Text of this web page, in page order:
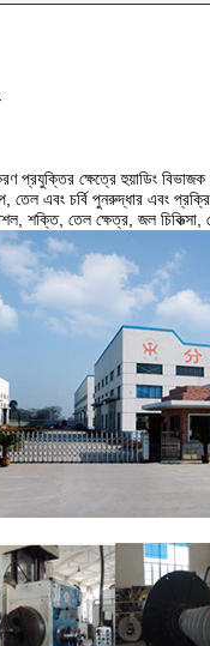
ক্ষেত্রে হুয়াডিং বিভাজক
এবং চর্বি পুনরুদ্ধার এবং
তেল ক্ষেত্র, জল চিকিত্সা,